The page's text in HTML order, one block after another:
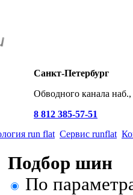
Санкт-Петербург
Обводного канала
8 812 385-57-51
run flat Сервис runflat
Подбор шин
По